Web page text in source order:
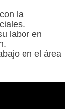
la
labor en
en el área